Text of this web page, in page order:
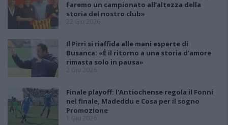
Faremo un campionato all’altezza della
storia del nostro club»
22 Giu 2026
Il Pirri si riaffida alle mani esperte di
Busanca: «Ė il ritorno a una storia d’amore
rimasta solo in pausa»
2 Giu 2026
Finale playoff: l'Antiochense regola il Fonni
nel finale, Madeddu e Cosa per il sogno
Promozione
1 Giu 2026